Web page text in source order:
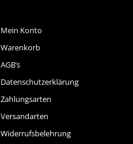
Mein Konto
Warenkorb
AGB’s
Datenschutzerklärung
Zahlungsarten
Versandarten
Widerrufsbelehrung